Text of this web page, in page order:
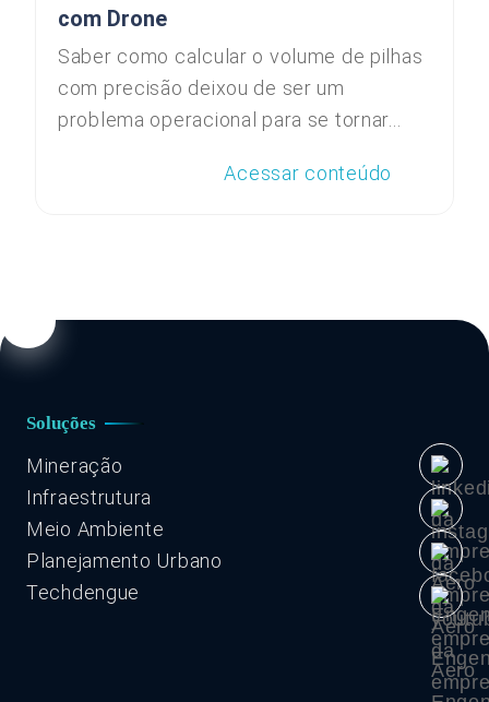
com Drone
Saber como calcular o volume de pilhas
com precisão deixou de ser um
problema operacional para se tornar...
Acessar conteúdo
Soluções
Mineração
Infraestrutura
Meio Ambiente
Planejamento Urbano
Techdengue